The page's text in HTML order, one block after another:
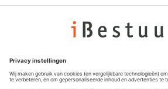
Privacyinstellingen